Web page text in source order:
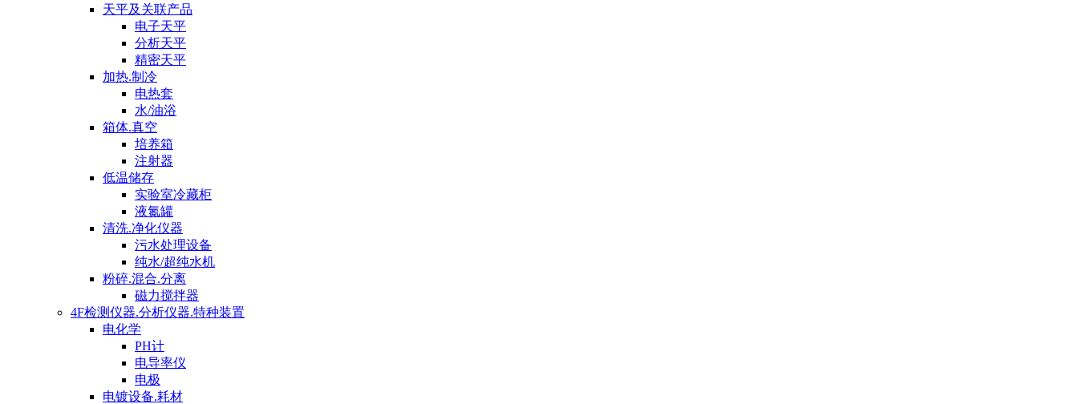
天平及关联产品
电子天平
分析天平
精密天平
加热.制冷
电热套
水/油浴
箱体.真空
培养箱
注射器
低温储存
实验室冷藏柜
液氮罐
清洗.净化仪器
污水处理设备
纯水/超纯水机
粉碎.混合.分离
磁力搅拌器
4F检测仪器.分析仪器.特种装置
电化学
PH计
电导率仪
电极
电镀设备.耗材